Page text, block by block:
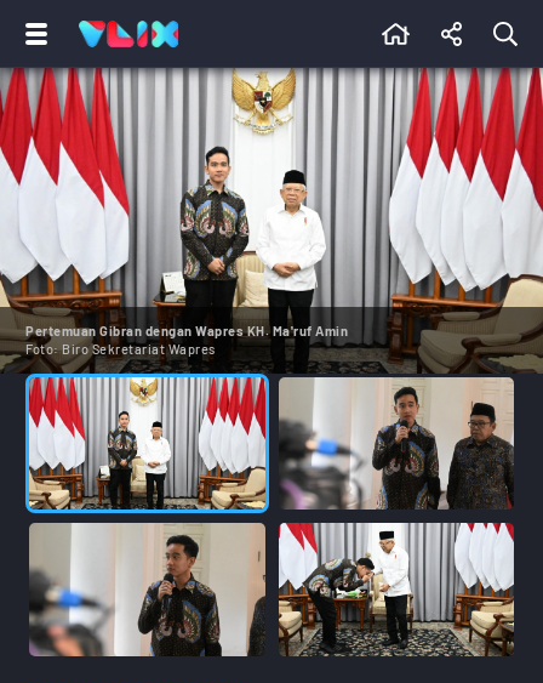
Pertemuan Gibran dengan Wapres KH. Ma'ruf Amin
Foto:Biro Sekretariat Wapres